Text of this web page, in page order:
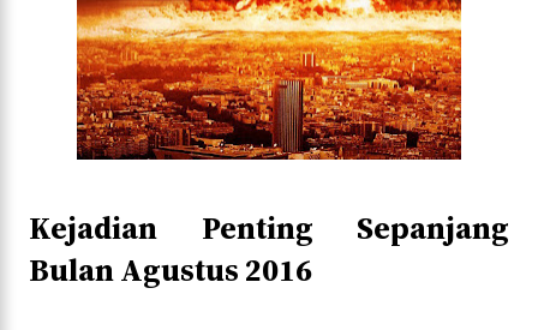
Kejadian Penting Sepanjang
Bulan Agustus 2016